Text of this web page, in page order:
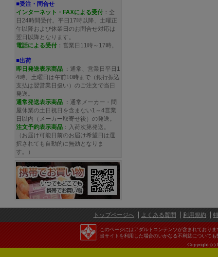
■受注・問合せ
インターネット・FAXによる受付 ：全
日24時間受付。平日17時以降、土曜正
午以降および休業日のお問合せ対応は
翌日以降となります。
電話による受付 ：営業日11時～17時。
■出荷
即日発送表示商品 ：通常、営業日平日1
4時、土曜日は午前10時まで（銀行振込
支払は翌営業日扱い）のご注文で当日
発送。
通常発送表示商品 ：通常メーカー・問
屋休業の土日祝日を含まない1～4営業
日以内（メーカー取寄せ後）の発送。
注文予約表示商品 ：入荷次第発送。
（お届け可能日前のお届け希望日は選
択されても自動的に無効となりま
す。）
トップページへ よくある質問 利用規約
このページにはアダルトコンテンツが含まれており
当サイトを利用した場合のいかなる不利益について
Copyright (c)